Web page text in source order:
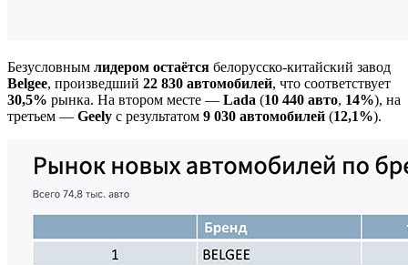
Безусловным лидером остаётся белорусско-китайский завод
Belgee, произведший 22 830 автомобилей, что соответствует
30,5% рынка. На втором месте — Lada (10 440 авто, 14%), на
третьем — Geely с результатом 9 030 автомобилей (12,1%).